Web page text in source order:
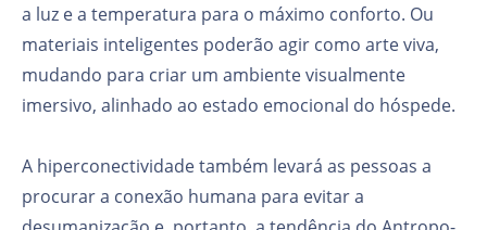
a luz e a temperatura para o máximo conforto. Ou
materiais inteligentes poderão agir como arte viva,
mudando para criar um ambiente visualmente
imersivo, alinhado ao estado emocional do hóspede.
A hiperconectividade também levará as pessoas a
procurar a conexão humana para evitar a